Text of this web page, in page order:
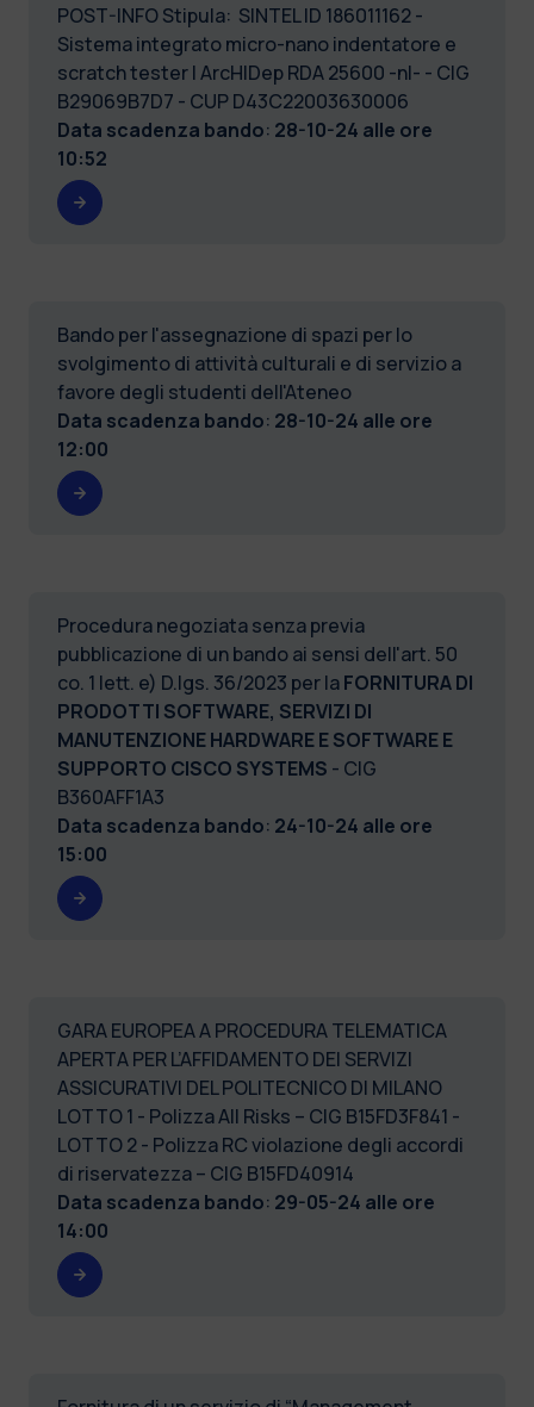
POST-INFO Stipula: SINTEL ID 186011162 -
Sistema integrato micro-nano indentatore e
scratch tester | ArcHIDep RDA 25600 -nl- - CIG
B29069B7D7 - CUP D43C22003630006
Data scadenza bando: 28-10-24 alle ore
10:52
Bando per l'assegnazione di spazi per lo
svolgimento di attività culturali e di servizio a
favore degli studenti dell'Ateneo
Data scadenza bando: 28-10-24 alle ore
12:00
Procedura negoziata senza previa
pubblicazione di un bando ai sensi dell'art. 50
co. 1 lett. e) D.lgs. 36/2023 per laFORNITURA DI
PRODOTTI SOFTWARE, SERVIZI DI
MANUTENZIONE HARDWARE E SOFTWARE E
SUPPORTO CISCO SYSTEMS - CIG
B360AFF1A3
Data scadenza bando: 24-10-24 alle ore
15:00
GARA EUROPEA A PROCEDURA TELEMATICA
APERTA PER L’AFFIDAMENTO DEI SERVIZI
ASSICURATIVI DEL POLITECNICO DI MILANO
LOTTO 1 - Polizza All Risks – CIG B15FD3F841 -
LOTTO 2 - Polizza RC violazione degli accordi
di riservatezza – CIG B15FD40914
Data scadenza bando: 29-05-24 alle ore
14:00